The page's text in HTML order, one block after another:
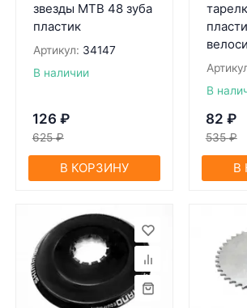
звезды МТВ 48 зуба
пластик
Артикул: 34147
В наличии
126 ₽
625 ₽
В КОРЗИНУ
В
82 ₽
535 ₽
В